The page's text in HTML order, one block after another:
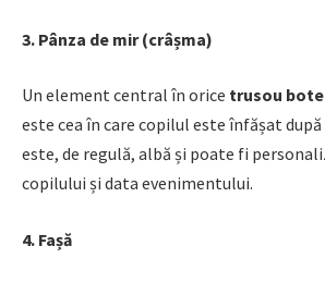
3. Pânza de mir (crâșma)
Un element central în orice trusou
este cea în care copilul este înfășat
este, de regulă, albă și poate fi
copilului și data evenimentului.
4. Fașă